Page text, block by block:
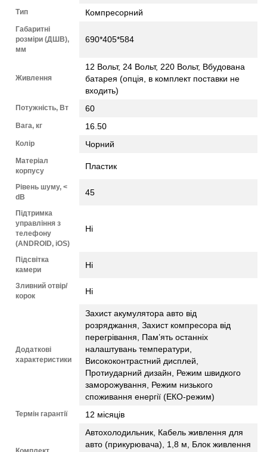
Тип Компресорний
Габаритні
розміри (ДШВ),
мм
690*405*584
Живлення
12 Вольт, 24 Вольт, 220 Вольт, Вбудована
батарея (опція, в комплект поставки не
входить)
Потужність, Вт 60
Вага, кг 16.50
Колір Чорний
Матеріал
корпусу
Пластик
Рівень шуму, <
dB
45
Підтримка
управління з
телефону
(ANDROID, iOS)
Ні
Підсвітка
камери
Ні
Зливний отвір/
корок
Ні
Додаткові
характеристики
Захист акумулятора авто від
розряджання, Захист компресора від
перегрівання, Пам’ять останніх
налаштувань температури,
Висококонтрастний дисплей,
Протиударний дизайн, Режим швидкого
заморожування, Режим низького
споживання енергії (ЕКО-режим)
Термін гарантії 12 місяців
Автохолодильник, Кабель живлення для
авто (прикурювача), 1,8 м, Блок живлення